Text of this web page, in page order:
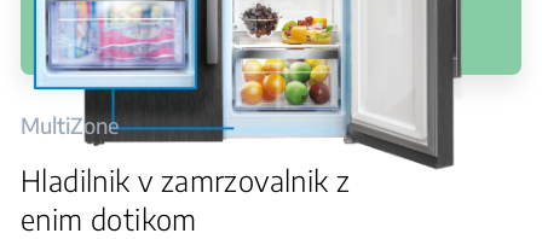
MultiZone
Hladilnik v zamrzovalnik z
enim dotikom